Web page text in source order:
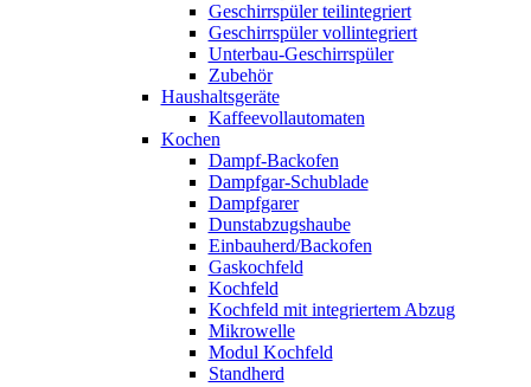
Geschirrspüler teilintegriert
Geschirrspüler vollintegriert
Unterbau-Geschirrspüler
Zubehör
Haushaltsgeräte
Kaffeevollautomaten
Kochen
Dampf-Backofen
Dampfgar-Schublade
Dampfgarer
Dunstabzugshaube
Einbauherd/Backofen
Gaskochfeld
Kochfeld
Kochfeld mit integriertem Abzug
Mikrowelle
Modul Kochfeld
Standherd